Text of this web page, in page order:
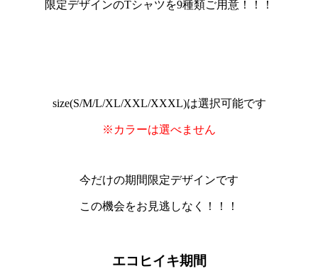
限定デザインのTシャツを9種類ご用意！！！
size(S/M/L/XL/XXL/XXXL)は選択可能です
※カラーは選べません
今だけの期間限定デザインです
この機会をお見逃しなく！！！
エコヒイキ期間